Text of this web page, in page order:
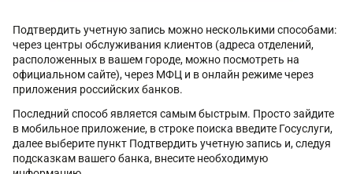
Подтвердить учетную запись можно несколькими способами:
через центры обслуживания клиентов (адреса отделений,
расположенных в вашем городе, можно посмотреть на
официальном сайте), через МФЦ и в онлайн режиме через
приложения российских банков.
Последний способ является самым быстрым. Просто зайдите
в мобильное приложение, в строке поиска введите Госуслуги,
далее выберите пункт Подтвердить учетную запись и, следуя
подсказкам вашего банка, внесите необходимую